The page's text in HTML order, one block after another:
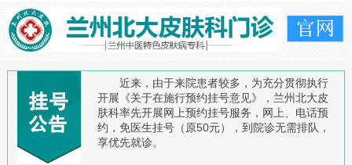
近来，由于来院患者较多，为充分贯彻执行
开展《关于在施行预约挂号意见》，兰州北大皮
肤科率先开展网上预约挂号服务，网上、电话预
约，免医生挂号（原50元），到院诊无需排队，
享优先就诊。